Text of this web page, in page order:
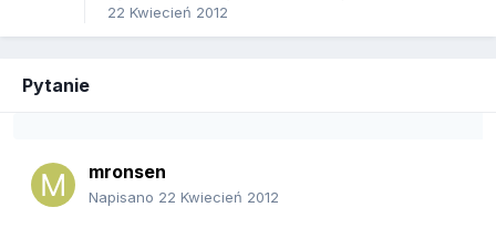
22 Kwiecień 2012
Pytanie
mronsen
Napisano 22 Kwiecień 2012